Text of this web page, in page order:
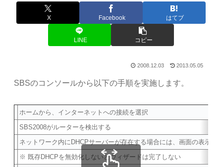
X Facebook はてブ
LINE コピー
2008.12.03 2013.05.05
SBSのコンソールから以下の手順を実施します。
ホームから、インターネットへの接続を選択
SBS2008がルーターを検出する
ネットワーク内にDHCPサーバーが存在する場合には、画面の表示に
※ 既存DHCPを無効化しないとウィザードは完了しない